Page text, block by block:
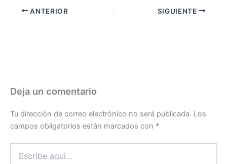
ANTERIOR SIGUIENTE
Deja un comentario
Tu dirección de correo electrónico no será publicada. Los
campos obligatorios están marcados con *
aquí...